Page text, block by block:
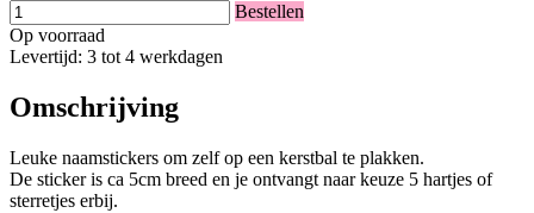
Bestellen
Op voorraad
Levertijd: 3 tot 4 werkdagen
Omschrijving
Leuke naamstickers om zelf op een kerstbal te plakken.
De sticker is ca 5cm breed en je ontvangt naar keuze 5 hartjes of
sterretjes erbij.